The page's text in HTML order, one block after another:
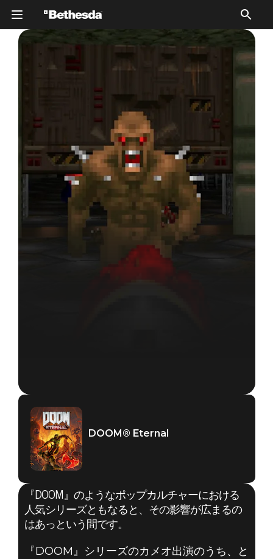
DOOM® Eternal
DOOM® Eternal
『DOOM』のようなポップカルチャーにおける
人気シリーズともなると、その影響が広まるの
はあっという間です。
『DOOM』シリーズのカメオ出演のうち、と